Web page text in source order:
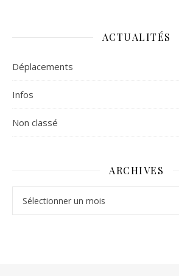
ACTUALITÉS
Déplacements
Infos
Non classé
ARCHIVES